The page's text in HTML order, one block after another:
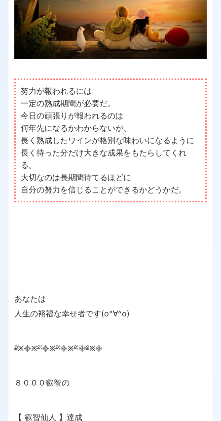
努力が報われるには
一定の熟成期間が必要だ。
今日の頑張りが報われるのは
何年先になるかわからないが、
長く熟成したワインが格別な味わいになるように
長く待った分だけ大きな成果をもたらしてくれ
る。
大切なのは長期間待てるほどに
自分の努力を信じることができるかどうかだ。
あなたは
人生の裕福な幸せ者です(o^∀^o)
༅྿࿇྿࿔࿒࿇྿࿔࿒࿇྿࿔࿒࿇༅྿࿇
８０００叡智の
【 叡智仙人 】達成